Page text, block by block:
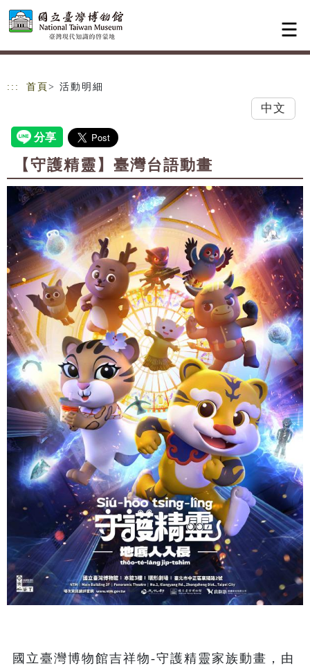
跳到主要內容
網站導覽
::: 首頁 > 活動明細
中文
【守護精靈】臺灣台語動畫
國立臺灣博物館吉祥物-守護精靈家族動畫，由